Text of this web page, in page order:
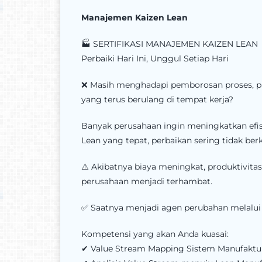
Manajemen Kaizen Lean
🏭 SERTIFIKASI MANAJEMEN KAIZEN LEAN
Perbaiki Hari Ini, Unggul Setiap Hari
❌ Masih menghadapi pemborosan
yang terus berulang di tempat kerja?
Banyak perusahaan ingin meningkatkan
Lean yang tepat, perbaikan sering tidak
⚠️ Akibatnya biaya meningkat,
perusahaan menjadi terhambat.
✅ Saatnya menjadi agen perubahan
Kompetensi yang akan Anda kuasai:
✔ Value Stream Mapping Sistem